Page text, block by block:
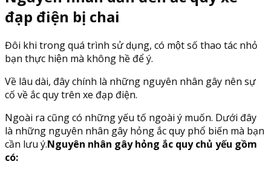
đạp điện bị chai
Đôi khi trong quá trình sử dụng, có một số thao tác nhỏ
bạn thực hiện mà không hề để ý.
Về lâu dài, đây chính là những nguyên nhân gây nên sự
cố về ắc quy trên xe đạp điện.
Ngoài ra cũng có những yếu tố ngoài ý muốn. Dưới đây
là những nguyên nhân gây hỏng ắc quy phổ biến mà bạn
cần lưu ý.Nguyên nhân gây hỏng ắc quy chủ yếu gồm
có: